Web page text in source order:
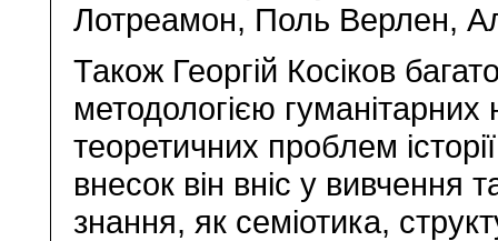
Лотреамон, Поль Верлен,
Також Георгій Косіков
методологією гуманітарних
теоретичних проблем
внесок він вніс у вивчення
знання, як семіотика,